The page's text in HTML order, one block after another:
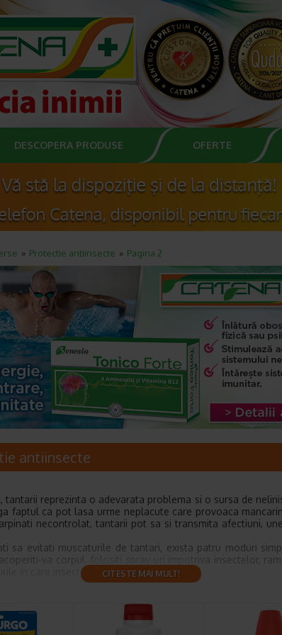
DESCOPERA PRODUSE OFERTE
Protectie antiinsecte Pagina 2
antiinsecte
tantarii reprezinta o adevarata problema si o sursa de
faptul ca pot lasa urme neplacute care provoaca
necontrolat, tantarii pot sa si transmita afectiuni,
sa evitati muscaturile de tantari, exista patru moduri
acoperiti-va corpul, folositi spray-uri impotriva insectelor,
in care insectele se pot reproduce.
conform instructiunilor, un spray anti-tantari reprezinta
a va proteja de muscaturile acestor insecte deranjante.
ar trebui sa aplice spray-ul anti-tantari sau alte
CITESTE MAI MULT!